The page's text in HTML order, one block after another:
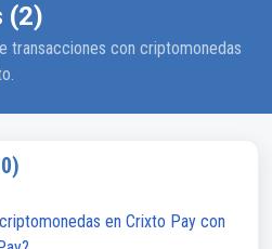
(2)
transacciones con criptomonedas
en Crixto Pay con